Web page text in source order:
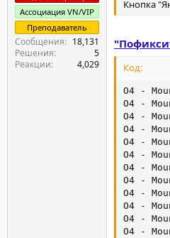
Ассоциация VN/VIP
Преподаватель
Сообщения
18,131
Решения
5
Реакции
4,029
Кнопка
Код:
O4 -
O4 -
O4 -
O4 -
O4 -
O4 -
O4 -
O4 -
O4 -
O4 -
O4 -
O4 -